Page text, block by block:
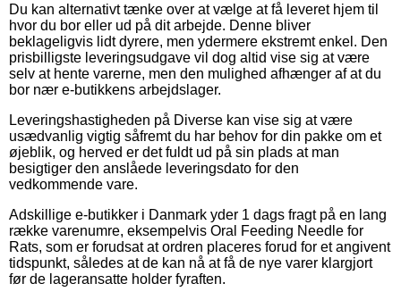
Du kan alternativt tænke over at vælge at få leveret hjem til
hvor du bor eller ud på dit arbejde. Denne bliver
beklageligvis lidt dyrere, men ydermere ekstremt enkel. Den
prisbilligste leveringsudgave vil dog altid vise sig at være
selv at hente varerne, men den mulighed afhænger af at du
bor nær e-butikkens arbejdslager.
Leveringshastigheden på Diverse kan vise sig at være
usædvanlig vigtig såfremt du har behov for din pakke om et
øjeblik, og herved er det fuldt ud på sin plads at man
besigtiger den anslåede leveringsdato for den
vedkommende vare.
Adskillige e-butikker i Danmark yder 1 dags fragt på en lang
række varenumre, eksempelvis Oral Feeding Needle for
Rats, som er forudsat at ordren placeres forud for et angivent
tidspunkt, således at de kan nå at få de nye varer klargjort
før de lageransatte holder fyraften.